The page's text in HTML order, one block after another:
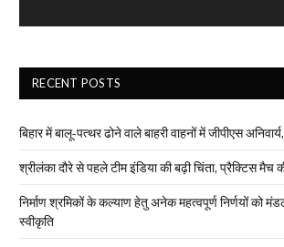
RECENT POSTS
बिहार में बालू-पत्थर ढोने वाले बाहरी वाहनों में जीपीएस
श्रीलंका दौरे से पहले टीम इंडिया की बढ़ी चिंता, प्रैक्टिस मैच
निर्माण श्रमिकों के कल्याण हेतु अनेक महत्वपूर्ण निर्णयों को
स्वीकृति